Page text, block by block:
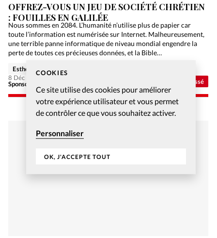
COOKIES
Ce site utilise des cookies pour améliorer
votre expérience utilisateur et vous permet
de contrôler ce que vous souhaitez activer.
Personnaliser
OK, J'ACCEPTE TOUT
Non classé
OFFREZ-VOUS UN JEU DE SOCIÉTÉ CHRÉTIEN
: FOUILLES EN GALILÉE
Nous sommes en 2084. L’humanité n’utilise plus de papier car
toute l’information est numérisée sur Internet. Malheureusement,
une terrible panne informatique de niveau mondial engendre la
perte de toutes ces précieuses données, et la Bible…
Sponsorisé - Alliance Biblilque Française
Esther Hänggi
8 Déc 2020